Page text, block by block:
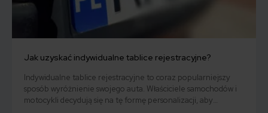
Jak uzyskać indywidualne tablice rejestracyjne?
Indywidualne tablice rejestracyjne to coraz popularniejszy
sposób wyróżnienie swojego auta. Właściciele samochodów i
motocykli decydują się na tę formę personalizacji, aby